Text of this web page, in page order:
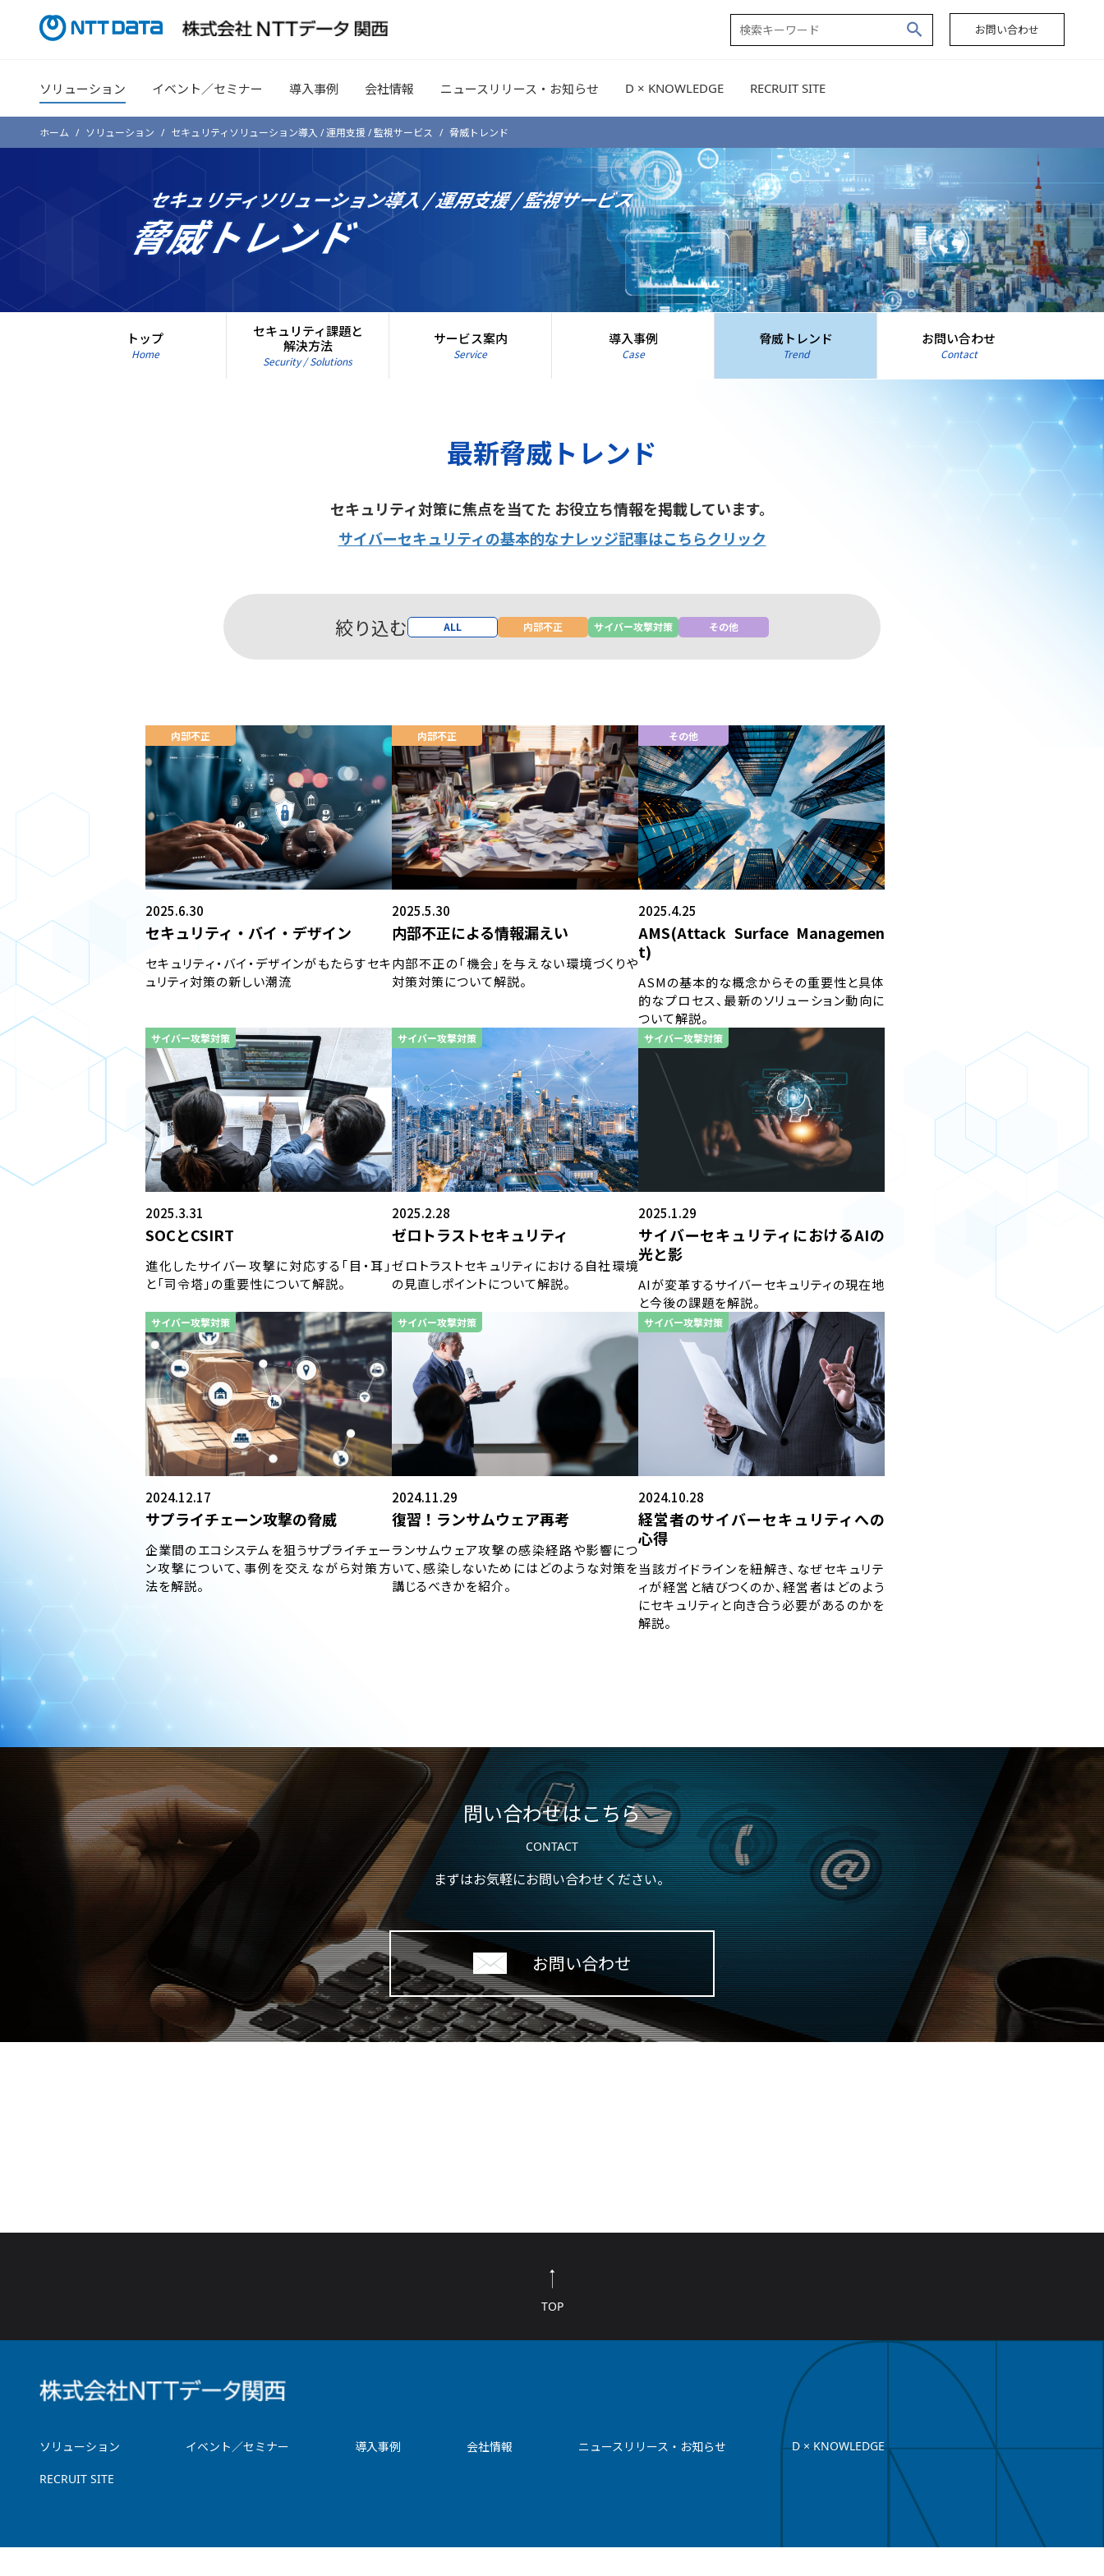
お問い合わせ
ソリューション イベント／セミナー 導入事例 会社情報 ニュースリリース・お知らせ D × KNOWLEDGE RECRUIT SITE
ホーム ソリューション セキュリティソリューション導入 / 運用支援 / 監視サービス 脅威トレンド
セキュリティソリューション導入 /運用支援 / 監視サービス
脅威トレンド
トップ
Home
セキュリティ課題と
解決方法
Security / Solutions
サービス案内
Service
導入事例
Case
脅威トレンド
Trend
お問い合わせ
Contact
最新脅威トレンド
セキュリティ対策に焦点を当てた お役立ち情報を掲載しています。
サイバーセキュリティの基本的なナレッジ記事はこちらクリック
絞り込む ALL 内部不正 サイバー攻撃対策 その他
内部不正
2025.6.30
セキュリティ・バイ・デザイン
セキュリティ・バイ・デザインがもたらすセキ
ュリティ対策の新しい潮流
内部不正
2025.5.30
内部不正による情報漏えい
内部不正の「機会」を与えない環境づくりや
対策対策について解説。
その他
2025.4.25
AMS(Attack Surface Managemen
t)
ASMの基本的な概念からその重要性と具体
的なプロセス、最新のソリューション動向に
ついて解説。
サイバー攻撃対策
2025.3.31
SOCとCSIRT
進化したサイバー攻撃に対応する「目・耳」
と「司令塔」の重要性について解説。
サイバー攻撃対策
2025.2.28
ゼロトラストセキュリティ
ゼロトラストセキュリティにおける自社環境
の見直しポイントについて解説。
サイバー攻撃対策
2025.1.29
サイバーセキュリティにおけるAIの
光と影
AIが変革するサイバーセキュリティの現在地
と今後の課題を解説。
サイバー攻撃対策
2024.12.17
サプライチェーン攻撃の脅威
企業間のエコシステムを狙うサプライチェー
ン攻撃について、事例を交えながら対策方
法を解説。
サイバー攻撃対策
2024.11.29
復習！ランサムウェア再考
ランサムウェア攻撃の感染経路や影響につ
いて、感染しないためにはどのような対策を
講じるべきかを紹介。
サイバー攻撃対策
2024.10.28
経営者のサイバーセキュリティへの
心得
当該ガイドラインを紐解き、なぜセキュリテ
ィが経営と結びつくのか、経営者はどのよう
にセキュリティと向き合う必要があるのかを
解説。
問い合わせはこちら
CONTACT
まずはお気軽にお問い合わせください。
お問い合わせ
TOP
ソリューション イベント／セミナー 導入事例 会社情報 ニュースリリース・お知らせ D × KNOWLEDGE
RECRUIT SITE